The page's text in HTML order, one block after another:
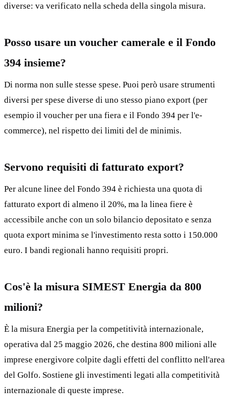
diverse: va verificato nella scheda della singola misura.
Posso usare un voucher camerale e il Fondo
394 insieme?
Di norma non sulle stesse spese. Puoi però usare strumenti
diversi per spese diverse di uno stesso piano export (per
esempio il voucher per una fiera e il Fondo 394 per l'e-
commerce), nel rispetto dei limiti del de minimis.
Servono requisiti di fatturato export?
Per alcune linee del Fondo 394 è richiesta una quota di
fatturato export di almeno il 20%, ma la linea fiere è
accessibile anche con un solo bilancio depositato e senza
quota export minima se l'investimento resta sotto i 150.000
euro. I bandi regionali hanno requisiti propri.
Cos'è la misura SIMEST Energia da 800
milioni?
È la misura Energia per la competitività internazionale,
operativa dal 25 maggio 2026, che destina 800 milioni alle
imprese energivore colpite dagli effetti del conflitto nell'area
del Golfo. Sostiene gli investimenti legati alla competitività
internazionale di queste imprese.